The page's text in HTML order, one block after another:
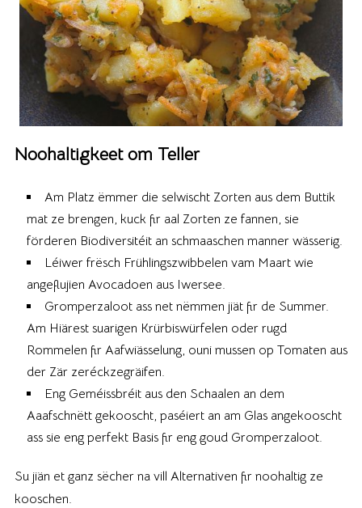
Noohaltigkeet om Teller
Am Platz ëmmer die selwischt Zorten aus dem Buttik
mat ze brengen, kuck fir aal Zorten ze fannen, sie
förderen Biodiversitéit an schmaaschen manner wässerig.
Léiwer frësch Frühlingszwibbelen vam Maart wie
angeflujien Avocadoen aus Iwersee.
Gromperzaloot ass net nëmmen jiät fir de Summer.
Am Hiärest suarigen Krürbiswürfelen oder rugd
Rommelen fir Aafwiässelung, ouni mussen op Tomaten aus
der Zär zeréckzegräifen.
Eng Geméissbréit aus den Schaalen an dem
Aaafschnëtt gekooscht, paséiert an am Glas angekooscht
ass sie eng perfekt Basis fir eng goud Gromperzaloot.
Su jiän et ganz sëcher na vill Alternativen fir noohaltig ze
kooschen.